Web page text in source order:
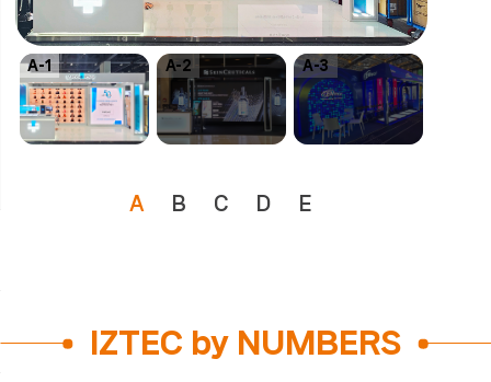
A-1 A-2 A-3
A B C D E
IZTEC by NUMBERS